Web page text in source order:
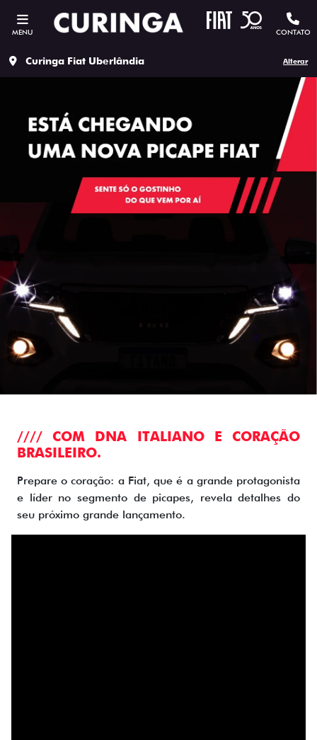
MENU CONTATO
Curinga Fiat Uberlândia Alterar
//// COM DNA ITALIANO E CORAÇÃO
BRASILEIRO.
Prepare o coração: a Fiat, que é a grande protagonista
e líder no segmento de picapes, revela detalhes do
seu próximo grande lançamento.